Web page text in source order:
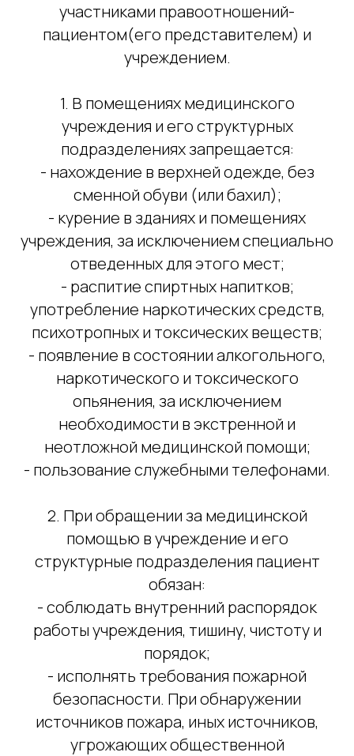
участниками правоотношений-
пациентом(его представителем) и
учреждением.
1. В помещениях медицинского
учреждения и его структурных
подразделениях запрещается:
- нахождение в верхней одежде, без
сменной обуви (или бахил);
- курение в зданиях и помещениях
учреждения, за исключением специально
отведенных для этого мест;
- распитие спиртных напитков;
употребление наркотических средств,
психотропных и токсических веществ;
- появление в состоянии алкогольного,
наркотического и токсического
опьянения, за исключением
необходимости в экстренной и
неотложной медицинской помощи;
- пользование служебными телефонами.
2. При обращении за медицинской
помощью в учреждение и его
структурные подразделения пациент
обязан:
- соблюдать внутренний распорядок
работы учреждения, тишину, чистоту и
порядок;
- исполнять требования пожарной
безопасности. При обнаружении
источников пожара, иных источников,
угрожающих общественной